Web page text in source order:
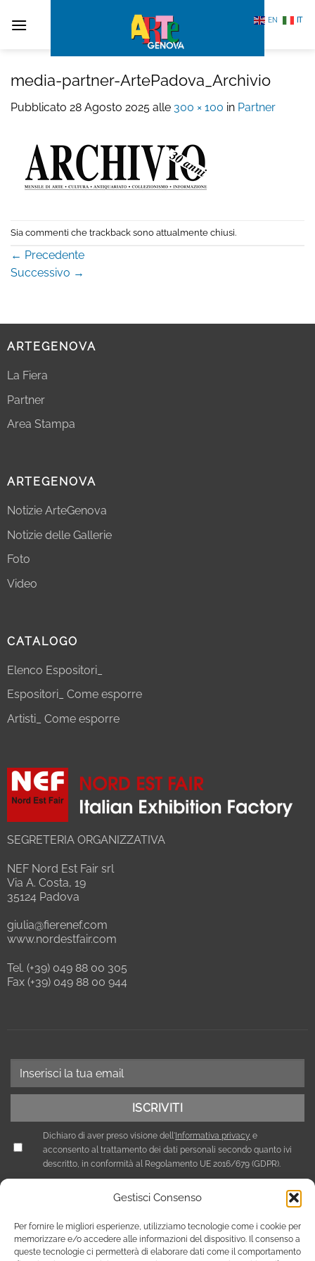
Gestisci Consenso
Per fornire le migliori esperienze, utilizziamo tecnologie come i cookie per
memorizzare e/o accedere alle informazioni del dispositivo. Il consenso a
queste tecnologie ci permetterà di elaborare dati come il comportamento
media-partner-ArtePadova_Archivio
Pubblicato 28 Agosto 2025 alle 300 × 100 in Partner
Sia commenti che trackback sono attualmente chiusi.
← Precedente
Successivo →
ARTEGENOVA
La Fiera
Partner
Area Stampa
ARTEGENOVA
Notizie ArteGenova
Notizie delle Gallerie
Foto
Video
CATALOGO
Elenco Espositori_
Espositori_ Come esporre
Artisti_ Come esporre
SEGRETERIA ORGANIZZATIVA
NEF Nord Est Fair srl
Via A. Costa, 19
35124 Padova
giulia@fierenef.com
www.nordestfair.com
Tel. (+39) 049 88 00 305
Fax (+39) 049 88 00 944
Dichiaro di aver preso visione dell'Informativa privacy e
acconsento al trattamento dei dati personali secondo quanto ivi
descritto, in conformità al Regolamento UE 2016/679 (GDPR).
EN IT